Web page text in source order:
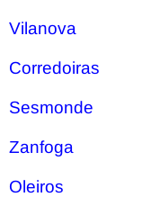
Vilanova
Corredoiras
Sesmonde
Zanfoga
Oleiros